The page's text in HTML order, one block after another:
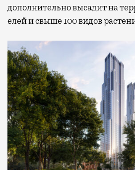
дополнительно высадит на
елей и свыше 100 видов